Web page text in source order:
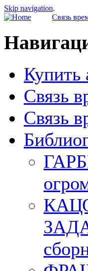
Skip navigation.
Связь
Купить
Связь
Связь